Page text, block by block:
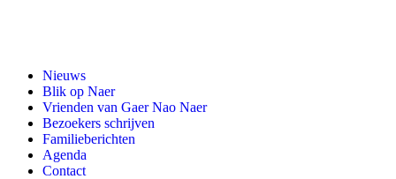
Nieuws
Blik op Naer
Vrienden van Gaer Nao Naer
Bezoekers schrijven
Familieberichten
Agenda
Contact